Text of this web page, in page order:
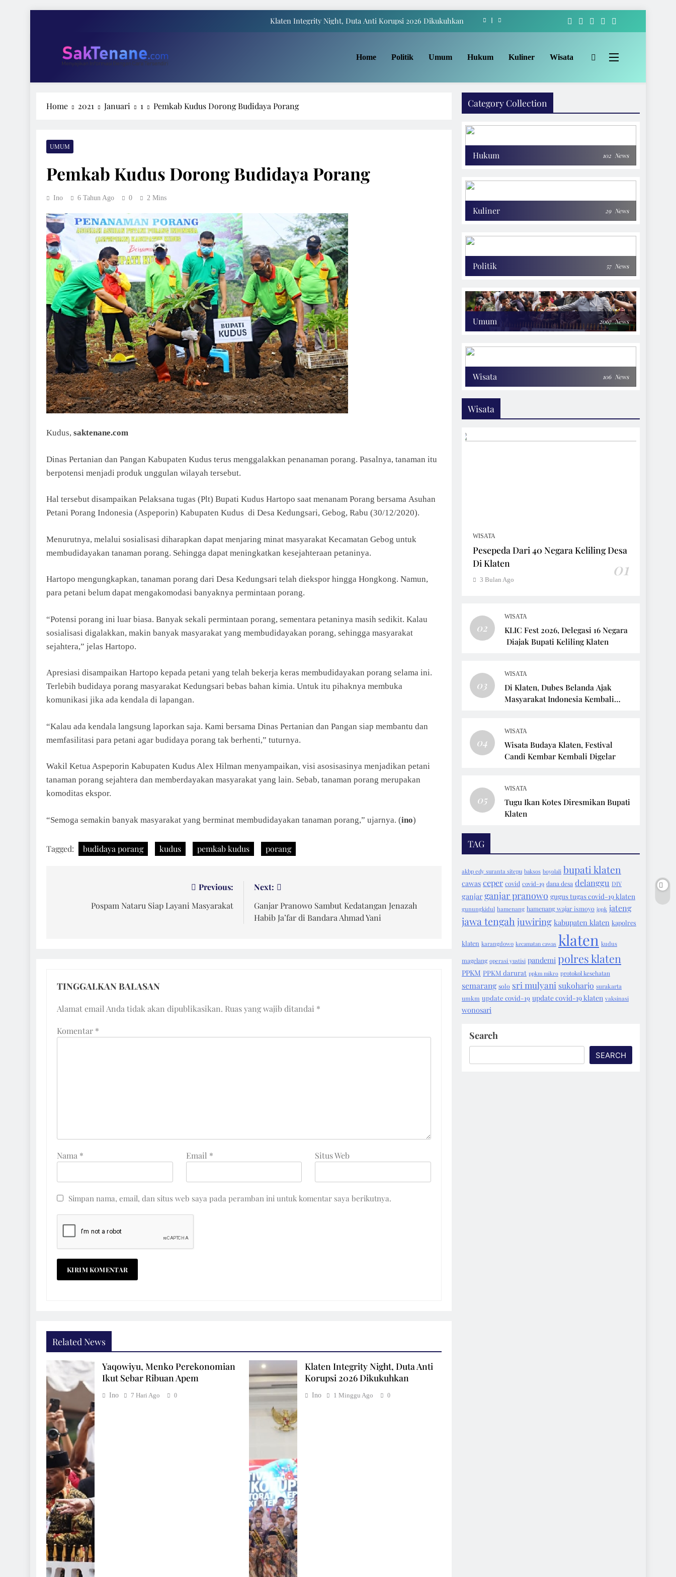
Klaten Integrity Night, Duta Anti Korupsi 2026 Dikukuhkan
Wakil Ketua Komite I DPD RI Muhdi: Pendidikan Harus Dinikmati Semua Masyarakat
Yaqowiyu, Menko Perekonomian Ikut Sebar Ribuan Apem
Klaten Integrity Night, Duta Anti Korupsi 2026 Dikukuhkan
SakTenane.com
Home Politik Umum Hukum Kuliner Wisata
Home 2021 Januari 1 Pemkab Kudus Dorong Budidaya Porang
UMUM
Pemkab Kudus Dorong Budidaya Porang
Ino 6 Tahun Ago 0 2 Mins
Kudus, saktenane.com
Dinas Pertanian dan Pangan Kabupaten Kudus terus menggalakkan penanaman porang. Pasalnya, tanaman itu
berpotensi menjadi produk unggulan wilayah tersebut.
Hal tersebut disampaikan Pelaksana tugas (Plt) Bupati Kudus Hartopo saat menanam Porang bersama Asuhan
Petani Porang Indonesia (Aspeporin) Kabupaten Kudus di Desa Kedungsari, Gebog, Rabu (30/12/2020).
Menurutnya, melalui sosialisasi diharapkan dapat menjaring minat masyarakat Kecamatan Gebog untuk
membudidayakan tanaman porang. Sehingga dapat meningkatkan kesejahteraan petaninya.
Hartopo mengungkapkan, tanaman porang dari Desa Kedungsari telah diekspor hingga Hongkong. Namun,
para petani belum dapat mengakomodasi banyaknya permintaan porang.
“Potensi porang ini luar biasa. Banyak sekali permintaan porang, sementara petaninya masih sedikit. Kalau
sosialisasi digalakkan, makin banyak masyarakat yang membudidayakan porang, sehingga masyarakat
sejahtera,” jelas Hartopo.
Apresiasi disampaikan Hartopo kepada petani yang telah bekerja keras membudidayakan porang selama ini.
Terlebih budidaya porang masyarakat Kedungsari bebas bahan kimia. Untuk itu pihaknya membuka
komunikasi jika ada kendala di lapangan.
“Kalau ada kendala langsung laporkan saja. Kami bersama Dinas Pertanian dan Pangan siap membantu dan
memfasilitasi para petani agar budidaya porang tak berhenti,” tuturnya.
Wakil Ketua Aspeporin Kabupaten Kudus Alex Hilman menyampaikan, visi asosisasinya menjadikan petani
tanaman porang sejahtera dan memberdayakan masyarakat yang lain. Sebab, tanaman porang merupakan
komoditas ekspor.
“Semoga semakin banyak masyarakat yang berminat membudidayakan tanaman porang,” ujarnya. (ino)
Tagged: budidaya porang kudus pemkab kudus porang
Previous:
Pospam Nataru Siap Layani Masyarakat
Next:
Ganjar Pranowo Sambut Kedatangan Jenazah
Habib Ja’far di Bandara Ahmad Yani
TINGGALKAN BALASAN
Alamat email Anda tidak akan dipublikasikan. Ruas yang wajib ditandai *
Komentar *
Nama * Email * Situs Web
Simpan nama, email, dan situs web saya pada peramban ini untuk komentar saya berikutnya.
Related News
Yaqowiyu, Menko Perekonomian
Ikut Sebar Ribuan Apem
Ino 7 Hari Ago 0
Klaten Integrity Night, Duta Anti
Korupsi 2026 Dikukuhkan
Ino 1 Minggu Ago 0
Category Collection
Hukum 102 News
Kuliner 29 News
Politik 57 News
Umum 2067 News
Wisata 106 News
Wisata
WISATA
Pesepeda Dari 40 Negara Keliling Desa
Di Klaten
01
3 Bulan Ago
02
WISATA
KLIC Fest 2026, Delegasi 16 Negara
Diajak Bupati Keliling Klaten
03
WISATA
Di Klaten, Dubes Belanda Ajak
Masyarakat Indonesia Kembali
04
WISATA
Wisata Budaya Klaten, Festival
Candi Kembar Kembali Digelar
05
WISATA
Tugu Ikan Kotes Diresmikan Bupati
Klaten
TAG
akbp edy suranta sitepu baksos boyolali bupati klaten
cawas ceper covid covid-19 dana desa delanggu DIY
ganjar ganjar pranowo gugus tugas covid-19 klaten
gunungkidul hamenang hamenang wajar ismoyo ippk jateng
jawa tengah juwiring kabupaten klaten kapolres
klaten karangdowo kecamatan cawas klaten kudus
magelang operasi yustisi pandemi polres klaten
PPKM PPKM darurat ppkm mikro protokol kesehatan
semarang solo sri mulyani sukoharjo surakarta
umkm update covid-19 update covid-19 klaten vaksinasi
wonosari
Search
SEARCH